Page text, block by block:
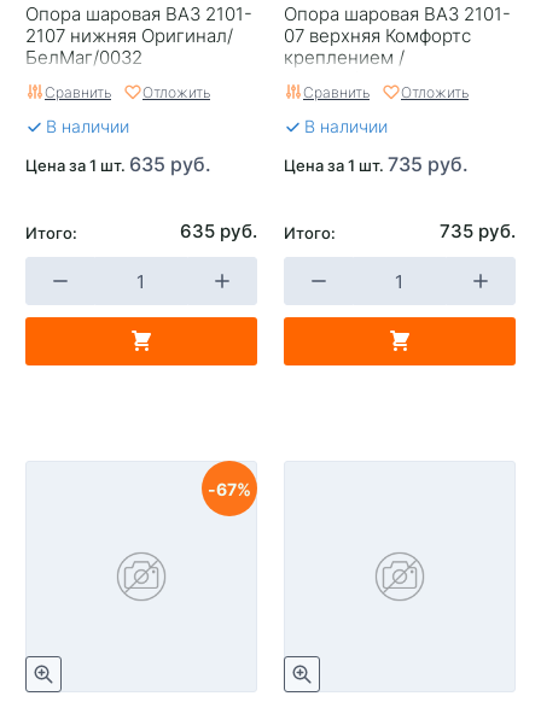
Опора шаровая ВАЗ 2101-
2107 нижняя Оригинал/
БелМаг/0032
Сравнить Отложить
В наличии
Цена за 1 шт. 635 руб.
Итого: 635 руб.
Опора шаровая ВАЗ 2101-
07 верхняя Комфортс
креплением /
БелМаг/0362
Сравнить Отложить
В наличии
Цена за 1 шт. 735 руб.
Итого: 735 руб.
67